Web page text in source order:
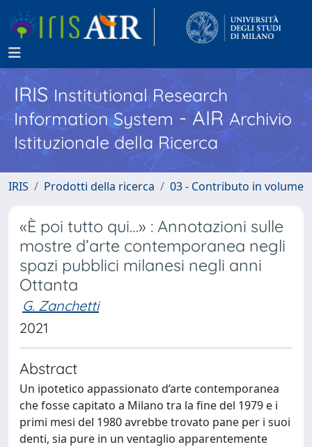
IRISInstitutional Research
Information System - AIR Archivio
Istituzionale della Ricerca
IRIS Prodotti della ricerca 03 - Contributo in volume
«È poi tutto qui…» : Annotazioni sulle
mostre d’arte contemporanea negli
spazi pubblici milanesi negli anni
Ottanta
G. Zanchetti
2021
Abstract
Un ipotetico appassionato d’arte contemporanea
che fosse capitato a Milano tra la fine del 1979 e i
primi mesi del 1980 avrebbe trovato pane per i suoi
denti, sia pure in un ventaglio apparentemente